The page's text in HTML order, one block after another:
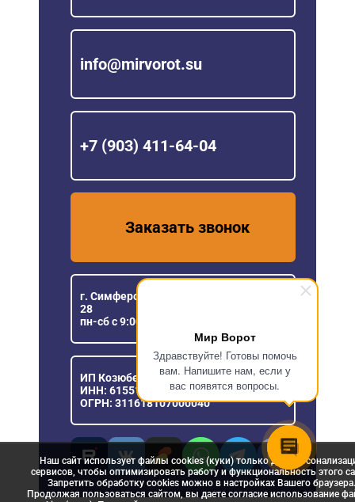
Мир Ворот
Здравствуйте! Готовы помочь
вам. Напишите нам, если у
вас появятся вопросы.
info@mirvorot.su
+7 (903) 411-64-04
Заказать звонок
г. Симферополь ул Генерала Васильева,
28
пн-сб с 9:00 до 18:00
ИП Козюберда Денис Александрович
ИНН: 615516030057
ОГРН: 311618107000040
Наш сайт использует файлы cookies (куки) только для
сервисов, чтобы оптимизировать работу и функциональность этого
Запретить обработку cookies можно в настройках Вашего браузера.
Продолжая пользоваться сайтом, вы даете согласие использование